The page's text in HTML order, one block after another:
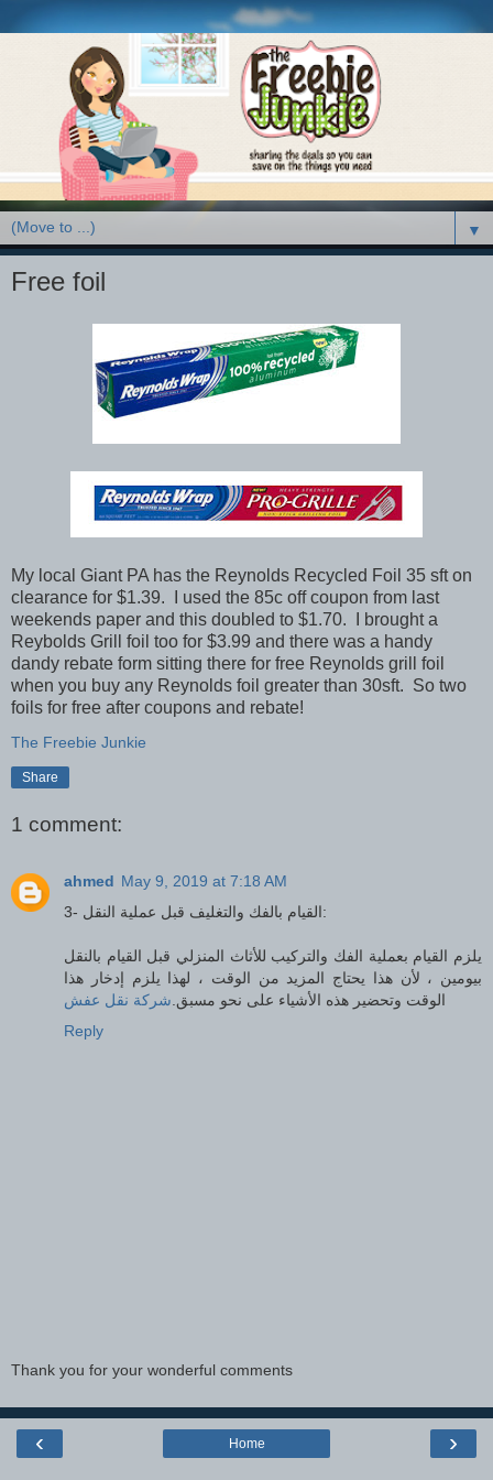
▼
Free foil
My local Giant PA has the Reynolds Recycled Foil 35 sft on
clearance for $1.39. I used the 85c off coupon from last
weekends paper and this doubled to $1.70. I brought a
Reybolds Grill foil too for $3.99 and there was a handy
dandy rebate form sitting there for free Reynolds grill foil
when you buy any Reynolds foil greater than 30sft. So two
foils for free after coupons and rebate!
The Freebie Junkie
Share
1 comment:
ahmed May 9, 2019 at 7:18 AM
3- القيام بالفك والتغليف قبل عملية النقل:
يلزم القيام بعملية الفك والتركيب للأثاث المنزلي قبل القيام بالنقل
بيومين ، لأن هذا يحتاج المزيد من الوقت ، لهذا يلزم إدخار هذا
الوقت وتحضير هذه الأشياء على نحو مسبق. شركة نقل عفش
Reply
Thank you for your wonderful comments
‹ ›
Home